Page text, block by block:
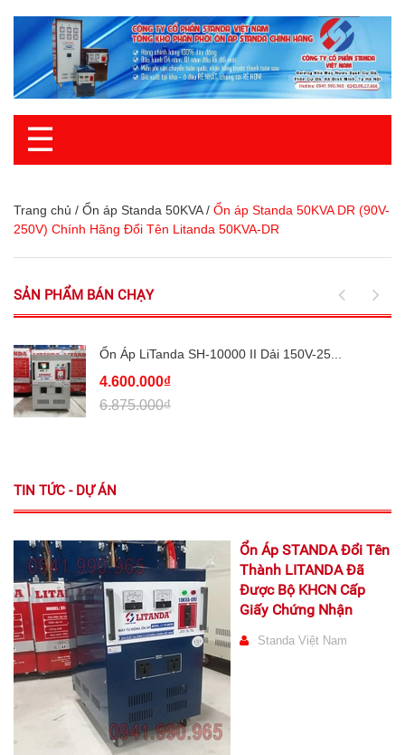
☰
Trang chủ / Ổn áp Standa 50KVA / Ổn áp Standa 50KVA DR (90V-
250V) Chính Hãng Đổi Tên Litanda 50KVA-DR
SẢN PHẨM BÁN CHẠY
Ổn Áp LiTanda SH-10000 II Dải 150V-25...
4.600.000₫
6.875.000₫
TIN TỨC - DỰ ÁN
Ổn Áp STANDA Đổi Tên
Thành LITANDA Đã
Được Bộ KHCN Cấp
Giấy Chứng Nhận
Standa Việt Nam